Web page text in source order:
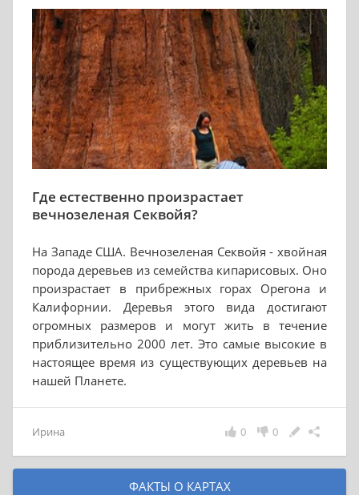
Где естественно произрастает
вечнозеленая Секвойя?
На Западе США. Вечнозеленая Секвойя - хвойная
порода деревьев из семейства кипарисовых. Оно
произрастает в прибрежных горах Орегона и
Калифорнии. Деревья этого вида достигают
огромных размеров и могут жить в течение
приблизительно 2000 лет. Это самые высокие в
настоящее время из существующих деревьев на
нашей Планете.
Ирина 0
0
ФАКТЫ О КАРТАХ